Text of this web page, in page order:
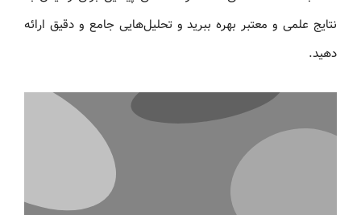
نتایج علمی و معتبر بهره ببرید و تحلیل‌هایی جامع و دقیق ارائه
دهید.